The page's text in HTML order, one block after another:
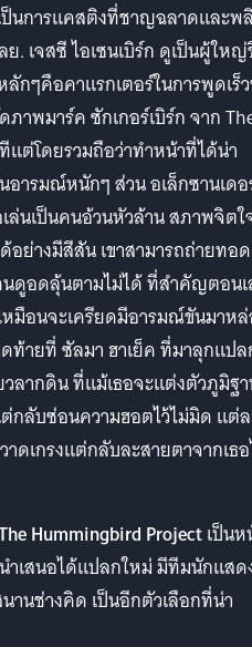
นการแคสติงที่ชาญฉลาดและพ
เจสซี ไอเซนเบิร์ก ดูเป็นผู้ให
กๆคือคาแรกเตอร์ในการพูดเร็
ภาพมาร์ค ซักเกอร์เบิร์ก จาก
แต่โดยรวมถือว่าทำหน้าที่ได้น่า
ารมณ์หนักๆ ส่วน อเล็กซานเด
นเป็นคนอ้วนหัวล้าน สภาพจิตใ
อย่างมีสีสัน เขาสามารถถ่ายทอด
ดูอดลุ้นตามไม่ได้ ที่สำคัญตอน
มือนจะเครียดมีอารมณ์ขันมาห
ท้ายที่ ซัลมา ฮาเย็ค ที่มาลุกแป
วลากดิน ที่แม้เธอจะแต่งตัวภูมิฐ
กลับซ่อนความฮอตไว้ไม่มิด แต่
ดเกรงแต่กลับละสายตาจากเธ
Hummingbird Projectเป็น
ำเสนอได้แปลกใหม่ มีทีมนักแสด
านช่างคิด เป็นอีกตัวเลือกที่น่า